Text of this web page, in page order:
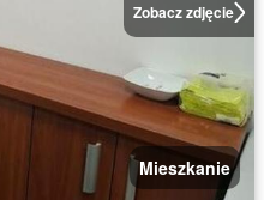
Zobacz zdjęcie
Mieszkanie